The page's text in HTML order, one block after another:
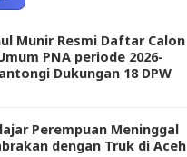
Munir Resmi Daftar Calon
PNA periode 2026-
Dukungan 18 DPW
Perempuan Meninggal
dengan Truk di Aceh